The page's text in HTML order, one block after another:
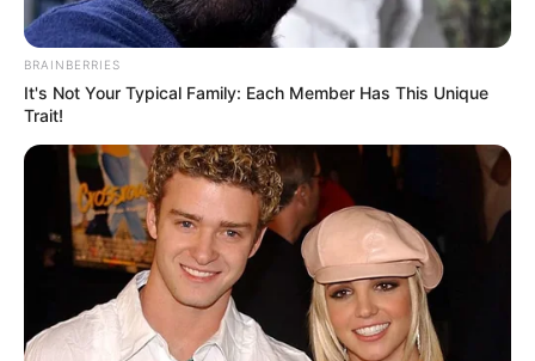
subsidios
La esposa del alcalde de
Medellín le preguntó a
María Fernanda Cabal por
los vínculos de Lafourie
con los Paramiliares
CENTRO DEMOCRÁTICO
BRAINBERRIES
It's Not Your Typical Family: Each Member Has This Unique
Trait!